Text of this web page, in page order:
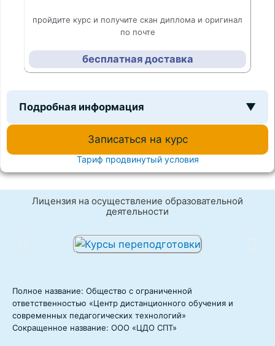
пройдите курс и получите скан диплома и оригинал
по почте
бесплатная доставка
Подробная информация ▼
Записаться на курс
Тариф продвинутый условия
Лицензия на осуществление образовательной
деятельности
Полное название: Общество с ограниченной
ответственностью «Центр дистанционного обучения и
современных педагогических технологий»
Сокращенное название: ООО «ЦДО СПТ»